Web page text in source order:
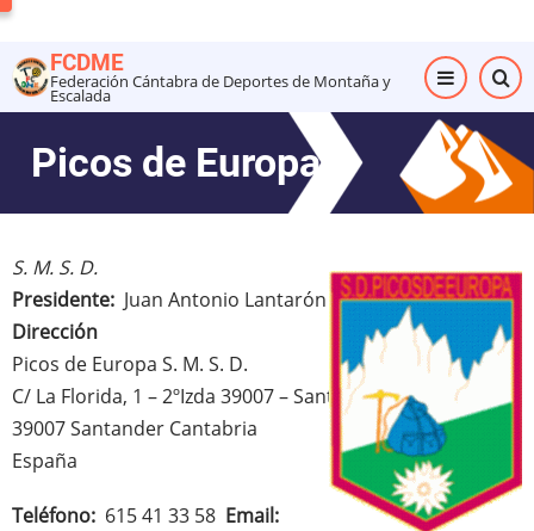
al
contenido
principal
FCDME
Federación Cántabra de Deportes de Montaña y
Escalada
Picos de Europa
S. M. S. D.
Presidente Juan Antonio Lantarón Barquín
Dirección
Picos de Europa S. M. S. D.
C/ La Florida, 1 – 2ºIzda 39007 – Santander-
39007Santander Cantabria
España
Teléfono 615 41 33 58 Email